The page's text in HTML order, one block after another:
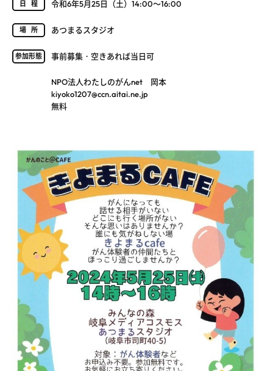
日程 令和6年5月25日（土）14:00～16:00
場所 あつまるスタジオ
参加形態 事前募集・空きあれば当日可
NPO法人わたしのがんnet 岡本
kiyoko1207@ccn.aitai.ne.jp
無料